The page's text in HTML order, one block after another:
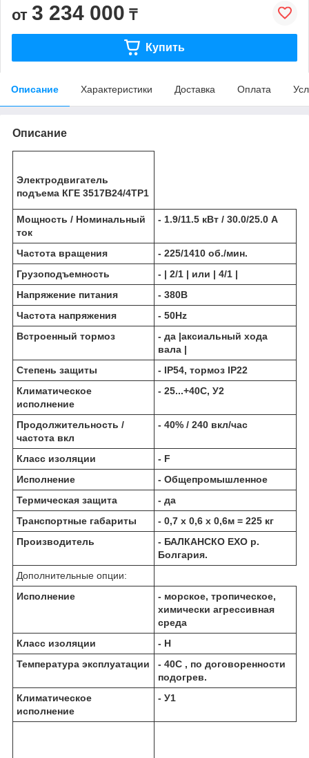
от 3 234 000 ₸
Купить
Описание Характеристики Доставка Оплата
Описание
Электродвигатель
подъема КГЕ 3517В24/4ТР1
Мощность / Номинальный
ток
- 1.9/11.5 кВт / 30.0/25.0 А
Частота вращения
- 225/1410 об./мин.
Грузоподъемность
- | 2/1 | или | 4/1 |
Напряжение питания
- 380В
Частота напряжения
- 50Hz
Встроенный тормоз
- да |аксиальный хода
вала |
Степень защиты
- IP54, тормоз IP22
Климатическое
исполнение
- 25...+40С, У2
Продолжительность /
частота вкл
- 40% / 240 вкл/час
Класс изоляции
- F
Исполнение
- Общепромышленное
Термическая защита
- да
Транспортные габариты
- 0,7 х 0,6 х 0,6м = 225 кг
Производитель
- БАЛКАНCКО ЕХО р.
Болгария.
Дополнительные опции:
Исполнение
- морское, тропическое,
химически агрессивная
среда
Класс изоляции
- Н
Температура эксплуатации
- 40С , по договоренности
подогрев.
Климатическое
исполнение
- У1